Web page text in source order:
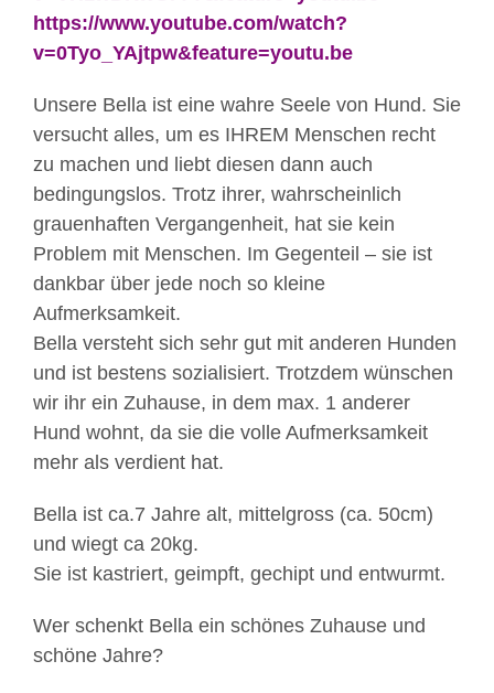
https://www.youtube.com/watch?
v=0Tyo_YAjtpw&feature=youtu.be
Unsere Bella ist eine wahre Seele von Hund. Sie
versucht alles, um es IHREM Menschen recht
zu machen und liebt diesen dann auch
bedingungslos. Trotz ihrer, wahrscheinlich
grauenhaften Vergangenheit, hat sie kein
Problem mit Menschen. Im Gegenteil – sie ist
dankbar über jede noch so kleine
Aufmerksamkeit.
Bella versteht sich sehr gut mit anderen Hunden
und ist bestens sozialisiert. Trotzdem wünschen
wir ihr ein Zuhause, in dem max. 1 anderer
Hund wohnt, da sie die volle Aufmerksamkeit
mehr als verdient hat.
Bella ist ca.7 Jahre alt, mittelgross (ca. 50cm)
und wiegt ca 20kg.
Sie ist kastriert, geimpft, gechipt und entwurmt.
Wer schenkt Bella ein schönes Zuhause und
schöne Jahre?